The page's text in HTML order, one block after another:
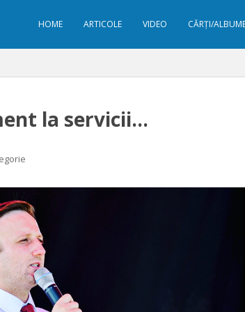
HOME ARTICOLE VIDEO CĂRȚI/
la servicii…